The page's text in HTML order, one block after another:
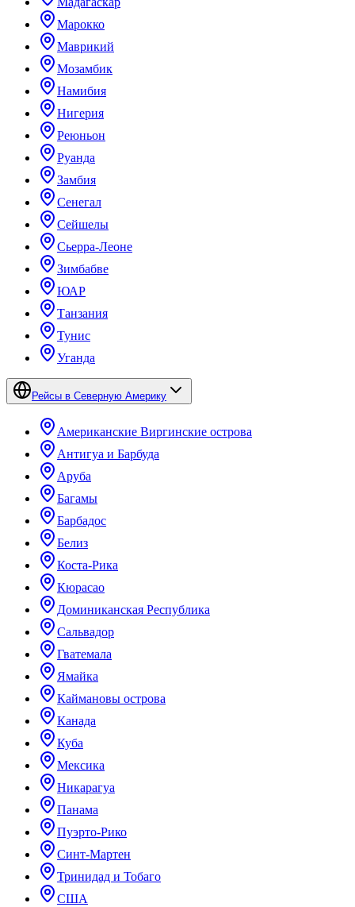
Марокко
Маврикий
Мозамбик
Намибия
Нигерия
Реюньон
Руанда
Замбия
Сенегал
Сейшелы
Сьерра-Леоне
Зимбабве
ЮАР
Танзания
Тунис
Уганда
Рейсы в Северную Америку
Американские Виргинские острова
Антигуа и Барбуда
Аруба
Багамы
Барбадос
Белиз
Коста-Рика
Кюрасао
Доминиканская Республика
Сальвадор
Гватемала
Ямайка
Каймановы острова
Канада
Куба
Мексика
Никарагуа
Панама
Пуэрто-Рико
Синт-Мартен
Тринидад и Тобаго
США